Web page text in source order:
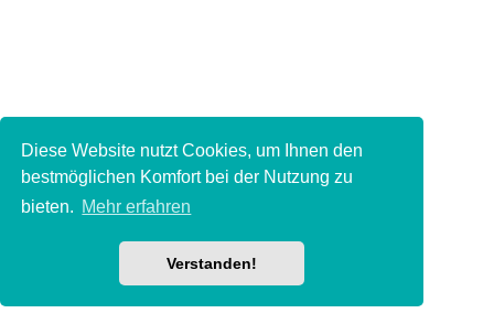
Diese Website nutzt Cookies, um Ihnen den
bestmöglichen Komfort bei der Nutzung zu
bieten. Mehr erfahren
Verstanden!